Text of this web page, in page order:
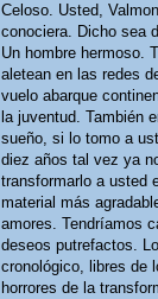
Celoso. Usted,
conociera. Dicho sea
Un hombre hermoso.
aletean en las redes
vuelo abarque
la juventud. También
sueño, si lo tomo a
diez años tal vez ya
transformarlo a usted
material más
amores. Tendríamos
deseos putrefactos.
cronológico, libres de
horrores de la